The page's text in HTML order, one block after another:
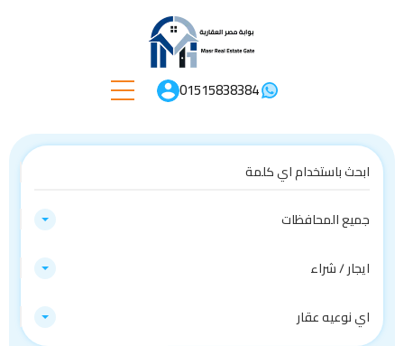
01515838384
جميع المحافظات
ايجار / شراء
اي نوعيه عقار